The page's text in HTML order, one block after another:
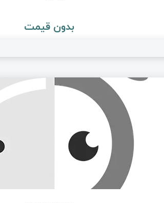
بدون قیمت